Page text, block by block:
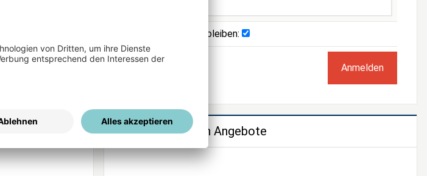
Angemeldet bleiben:
Passwort vergessen?
Unsere weiteren Angebote